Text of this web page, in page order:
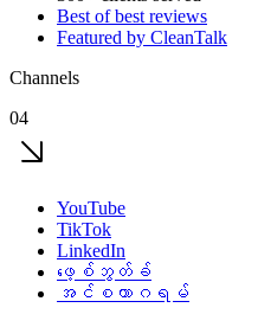
Best of best reviews
Featured by CleanTalk
Channels
04
YouTube
TikTok
LinkedIn
ဖေ့စ်ဘွတ်ခ်
အင်စတာဂရမ်